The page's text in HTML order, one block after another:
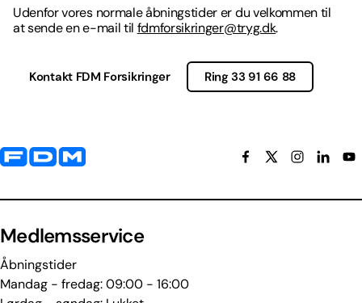
Udenfor vores normale åbningstider er du velkommen til
at sende en e-mail til fdmforsikringer@tryg.dk.
Kontakt FDM Forsikringer Ring 33 91 66 88
Yderligere information og kontaktoplysninger
Medlemsservice
Åbningstider
Mandag - fredag: 09:00 - 16:00